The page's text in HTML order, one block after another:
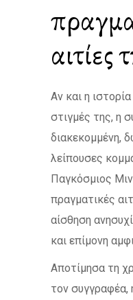
αιτίες
Αν και η
στιγμές της, η
διακεκομμένη,
λείπουσες
Παγκόσμιος
πραγματικές
αίσθηση
και επίμονη
Αποτίμησα τη
τον συγγραφέα,